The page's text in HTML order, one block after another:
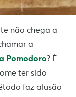
não chega a
a
Pomodoro? É
ter sido
faz alusão